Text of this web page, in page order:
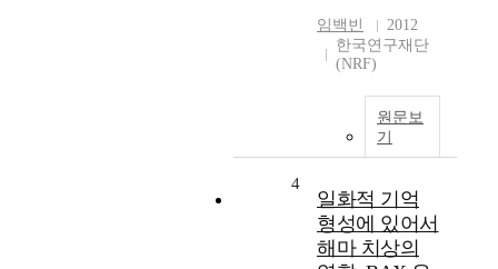
임백빈
2012
한국연구재단
(NRF)
원문보
기
4
일화적 기억
형성에 있어서
해마 치상의